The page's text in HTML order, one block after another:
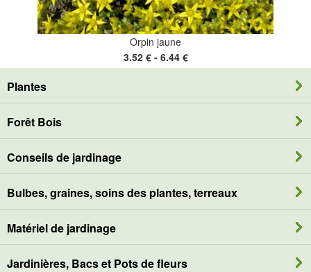
Orpin jaune
3.52 € - 6.44 €
Plantes
Forêt Bois
Conseils de jardinage
Bulbes, graines, soins des plantes, terreaux
Matériel de jardinage
Jardinières, Bacs et Pots de fleurs